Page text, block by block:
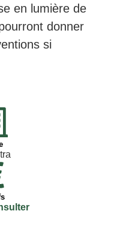
en lumière de
donner
si